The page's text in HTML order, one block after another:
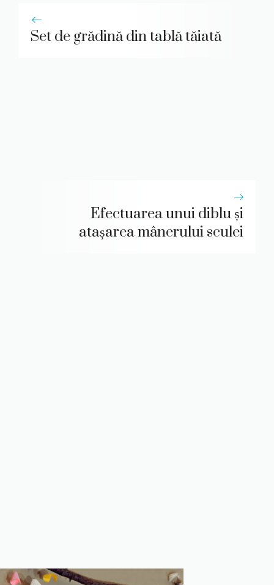
Set de grădină din tablă tăiată
Efectuarea unui diblu și
atașarea mânerului sculei